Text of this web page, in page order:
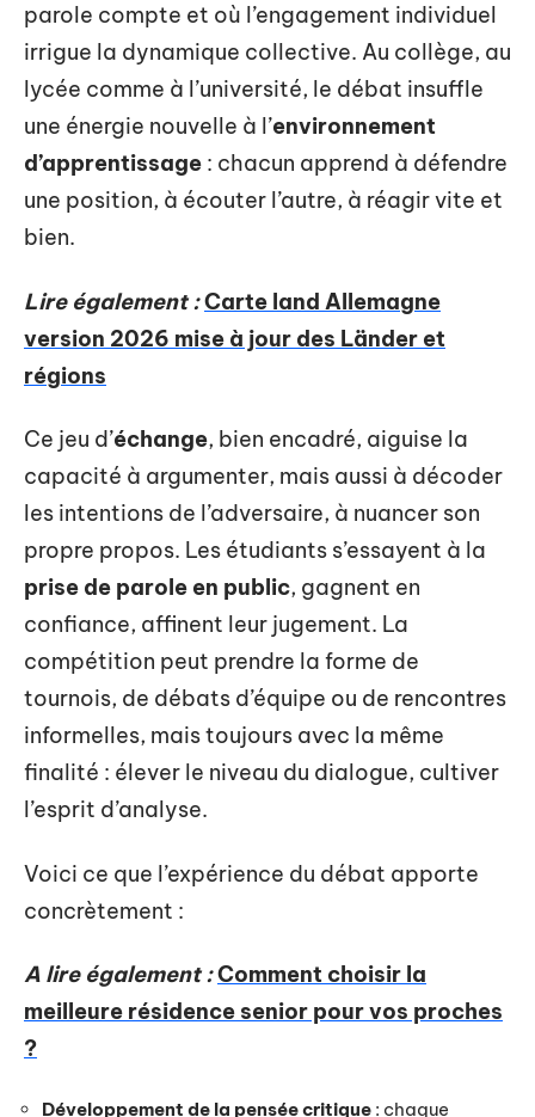
parole compte et où l’engagement individuel
irrigue la dynamique collective. Au collège, au
lycée comme à l’université, le débat insuffle
une énergie nouvelle à l’environnement
d’apprentissage : chacun apprend à défendre
une position, à écouter l’autre, à réagir vite et
bien.
Lire également :Carte land Allemagne
version 2026 mise à jour des Länder et
régions
Ce jeu d’échange, bien encadré, aiguise la
capacité à argumenter, mais aussi à décoder
les intentions de l’adversaire, à nuancer son
propre propos. Les étudiants s’essayent à la
prise de parole en public, gagnent en
confiance, affinent leur jugement. La
compétition peut prendre la forme de
tournois, de débats d’équipe ou de rencontres
informelles, mais toujours avec la même
finalité : élever le niveau du dialogue, cultiver
l’esprit d’analyse.
Voici ce que l’expérience du débat apporte
concrètement :
A lire également :Comment choisir la
meilleure résidence senior pour vos proches
?
Développement de la pensée critique : chaque